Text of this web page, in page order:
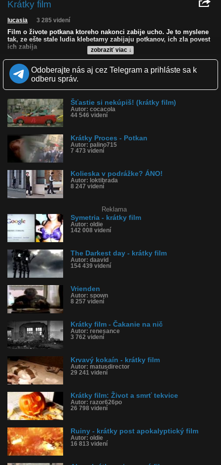
Krátky film
zobraziť viac ↓
lucasia 3 285 videní
Film o živote potkana ktoreho nakonci zabije ucho. Je to myslene
tak, ze ešte stale ludia klebetamy zabijaju potkanov, ich zla povest
ich zabija
Kvalita:
Zverejnené: 14.1.2013 12:09
Páči sa: 100% (1 hlasov)
Dľžka: 1:24
Kategória: zábavné
Tagy: kolieska, potkan, auto, film, krátky film
História sledovanosti videa:
Odoberajte nás aj cez Telegram a prihláste sa k
odberu správ.
Šťastie si nekúpiš! (krátky film)
Autor: cocacola
44 546 videní
Krátky Proces - Potkan
Autor: palino715
7 473 videní
Kolieska v podrážke? ÁNO!
Autor: loktibrada
8 247 videní
Reklama
Symetria - krátky film
Autor: oldie
142 008 videní
The Darkest day - krátky film
Autor: daavid
154 439 videní
Vrienden
Autor: spown
8 257 videní
Krátky film - Čakanie na nič
Autor: renesance
3 762 videní
Krvavý kokaín - krátky film
Autor: matusdirector
29 241 videní
Krátky film: Život a smrť tekvice
Autor: razor626po
26 798 videní
Ruiny - krátky post apokalyptický film
Autor: oldie
16 813 videní